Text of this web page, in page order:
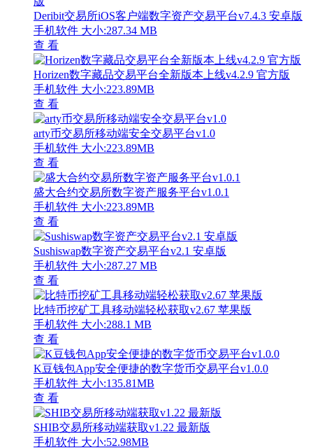
Deribit交易所iOS客户端数字资产交易平台v7.4.3 安卓版
手机软件 大小:287.34 MB
查 看
Horizen数字藏品交易平台全新版本上线v4.2.9 官方版
手机软件 大小:223.89MB
查 看
arty币交易所移动端安全交易平台v1.0
手机软件 大小:223.89MB
查 看
盛大合约交易所数字资产服务平台v1.0.1
手机软件 大小:223.89MB
查 看
Sushiswap数字资产交易平台v2.1 安卓版
手机软件 大小:287.27 MB
查 看
比特币挖矿工具移动端轻松获取v2.67 苹果版
手机软件 大小:288.1 MB
查 看
K豆钱包App安全便捷的数字货币交易平台v1.0.0
手机软件 大小:135.81MB
查 看
SHIB交易所移动端获取v1.22 最新版
手机软件 大小:52.98MB